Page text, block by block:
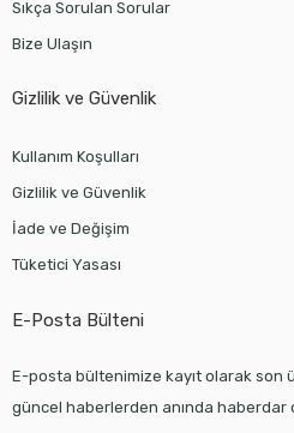
Sıkça Sorulan Sorular
Bize Ulaşın
Gizlilik ve Güvenlik
Kullanım Koşulları
Gizlilik ve Güvenlik
İade ve Değişim
Tüketici Yasası
E-Posta Bülteni
E-posta bültenimize kayıt olarak son
güncel haberlerden anında haberdar